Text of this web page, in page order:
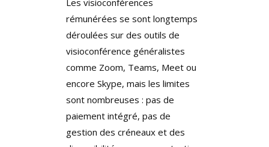
Les visioconférences
rémunérées se sont longtemps
déroulées sur des outils de
visioconférence généralistes
comme Zoom, Teams, Meet ou
encore Skype, mais les limites
sont nombreuses : pas de
paiement intégré, pas de
gestion des créneaux et des